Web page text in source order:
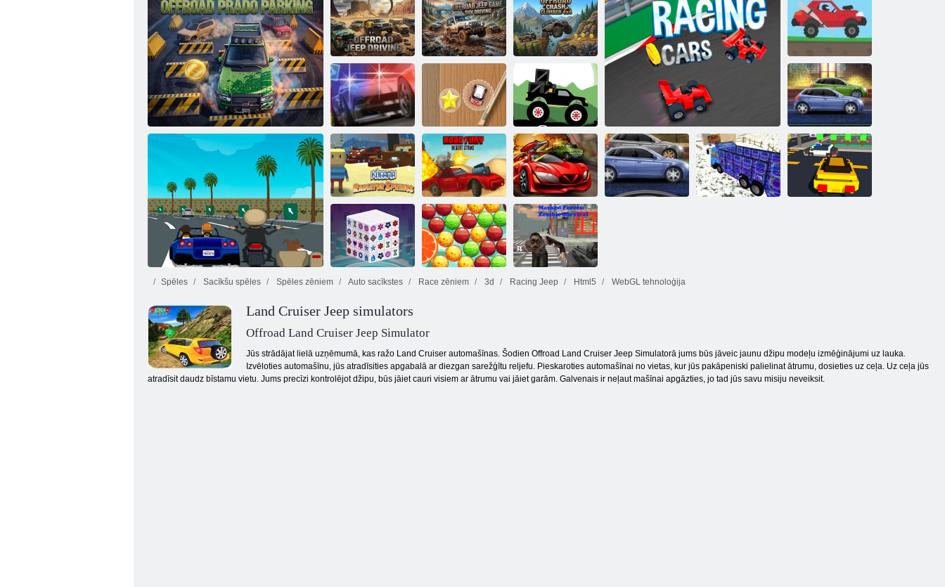
Offroad Prado autostāvvieta
Bezceļu džipu
vadīšana
Offroad Jeep
Spēle Apvidus
auto vadīšana
Offroad Crash
Climber 4X4
Augstas
sacīkstes 2
Vajāšana uz ielas
Mini sacīkšu
skriešanās
Monster Truck
Meža Piegāde
Varens Motors
Kogama:
Radiatora avoti
Fury tuksneša
streika ceļš
Spiegu auto
Mahjong
Dimensions
Spēles Sacīkšu spēles Spēles zēniem Auto sacīkstes Race zēniem 3d Racing Jeep Html5 WebGL tehnoloģija
Land Cruiser Jeep simulators
Offroad Land Cruiser Jeep Simulator
Jūs strādājat lielā uzņēmumā, kas ražo Land Cruiser automašīnas. Šodien Offroad Land Cruiser Jeep Simulatorā jums būs jāveic jaunu džipu modeļu izmēģinājumi uz lauka.
Izvēloties automašīnu, jūs atradīsities apgabalā ar diezgan sarežģītu reljefu. Pieskaroties automašīnai no vietas, kur jūs pakāpeniski palielinat ātrumu, dosieties uz ceļa. Uz ceļa jūs
atradīsit daudz bīstamu vietu. Jums precīzi kontrolējot džipu, būs jāiet cauri visiem ar ātrumu vai jāiet garām. Galvenais ir neļaut mašīnai apgāzties, jo tad jūs savu misiju neveiksit.